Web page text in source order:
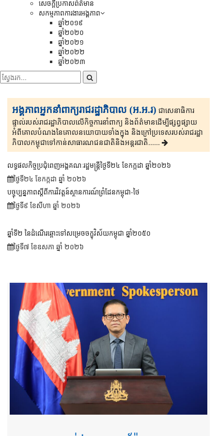
សេចក្តីប្រកាសព័ត៌មាន
សកម្មភាពការងារអង្គភាព
ឆ្នាំ២០១៩
ឆ្នាំ២០២០
ឆ្នាំ២០២១
ឆ្នាំ២០២២
ឆ្នាំ២០២៣
អង្គភាពអ្នកនាំពាក្យរាជរដ្ឋាភិបាល (អ.អ.រ) ជាសេនា​ធិ​កា​រ​​
ផ្ទាល់​របស់រាជរដ្ឋាភិ​បា​ល​លើ​កិច្ចការ​នាំពាក្យ និងព័ត៌មាន​ដើម្បីផ្សព្វ​ផ្សាយ​​
អំពីគោលបំណងនៃគោល​នយោបាយទាំងក្នុង និងក្រៅ​ប្រទេ​​ស​របស់រាជរដ្ឋា​
ភិ​បា​ល​កម្ពុជាទៅកាន់សាធារណជនជាតិនិងអន្តរជាតិ......
លទ្ធផលកិច្ចប្រជុំពេញអង្គគណៈរដ្ឋមន្រ្តីថ្ងៃទី២៤ ខែកក្កដា ឆ្នាំ២០២៦
ថ្ងៃទី២៤ ខែ​កក្កដា ឆ្នាំ ២០២៦
បច្ចុប្បន្នភាពស្ដីពីការវិវត្តន៍ស្ថានការណ៍ព្រំដែនកម្ពុជា-ថៃ
ថ្ងៃទី៩ ខែ​សីហា ឆ្នាំ ២០២៦
ឆ្នាំទី២ នៃដំណើរឆ្ពោះទៅសម្រេច​ចក្ខុវិស័យ​កម្ពុជា ឆ្នាំ២០៥០
ថ្ងៃទី៧ ខែ​ឧសភា ឆ្នាំ ២០២៦